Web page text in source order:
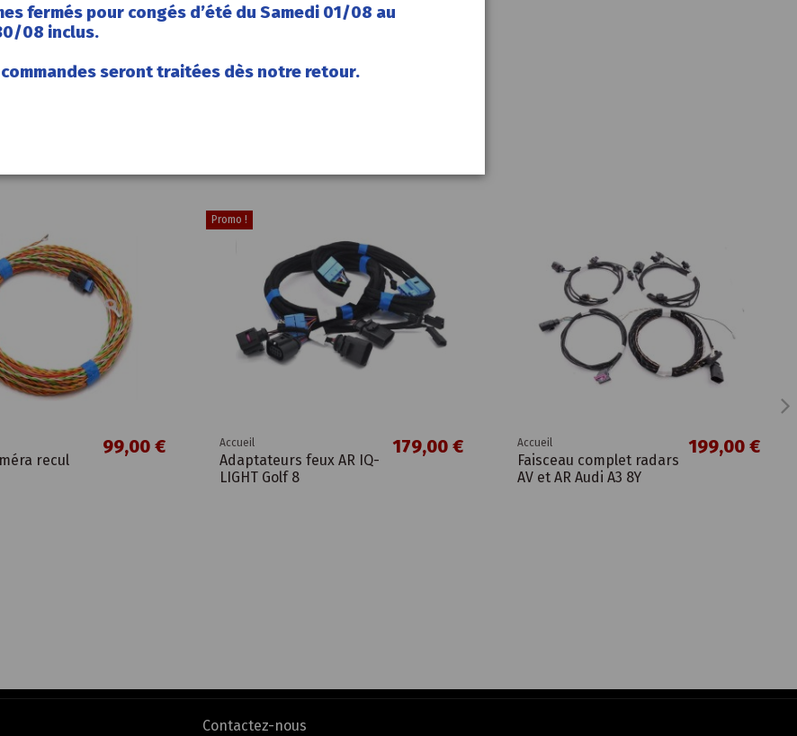
en état du discover-pro MIB1.
recul
99,00 €
Promo !
Accueil
Adaptateurs feux AR IQ-
LIGHT Golf 8
179,00 € Accueil
Faisceau complet radars
AV et AR Audi A3 8Y
199,00 €
Contactez-nous
fermés pour congés d’été du Samedi 01/08 au
08 inclus.
seront traitées dès notre retour.